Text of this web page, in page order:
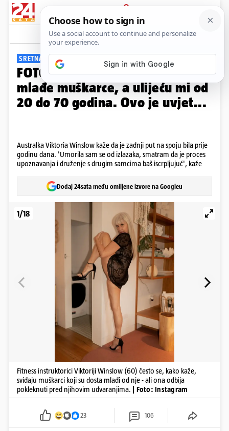
PRIJAVA
Galerija Komentari
SRETNA JE I SOLO
FOTO Fitness baka (60): Volim
mlađe muškarce, a ulijeću mi od
20 do 70 godina. Ovo je uvjet...
Australka Viktoria Winslow kaže da je zadnji put na spoju bila prije
godinu dana. 'Umorila sam se od izlazaka, smatram da je proces
upoznavanja i druženje s drugim samcima baš iscrpljujuć', kaže
Dodaj 24sata među omiljene izvore na Googleu
1/18
Fitness instruktorici Viktoriji Winslow (60) često se, kako kaže,
sviđaju muškarci koji su dosta mlađi od nje - ali ona odbija
pokleknuti pred njihovim udvaranjima.
| Foto: Instagram
23 106